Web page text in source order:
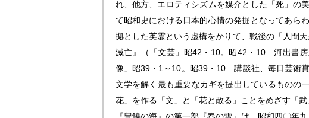
れ、他方、エロティシズムを媒介とした「死」
て昭和史における日本的心情の発掘となってあ
拠とした英霊という虚構をかりて、戦後の「人間
滅亡』（「文芸」昭42・10。昭42・10 河出書
像」昭39・1～10。昭39・10 講談社、毎日芸術
文学を解く最も重要なカギを提出しているもの
花」を作る「文」と「花と散る」ことをめざす「